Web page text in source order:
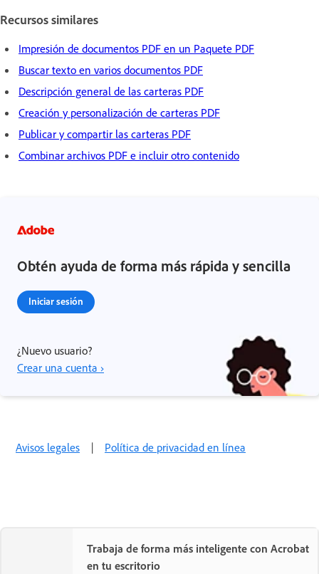
Recursos similares
Impresión de documentos PDF en un Paquete PDF
Buscar texto en varios documentos PDF
Descripción general de las carteras PDF
Creación y personalización de carteras PDF
Publicar y compartir las carteras PDF
Combinar archivos PDF e incluir otro contenido
Obtén ayuda de forma más rápida y sencilla
Iniciar sesión
¿Nuevo usuario?
Crear una cuenta ›
Avisos legales | Política de privacidad en línea
Trabaja de forma más inteligente con Acrobat
en tu escritorio